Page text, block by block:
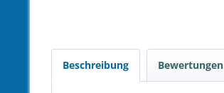
Beschreibung Bewertungen